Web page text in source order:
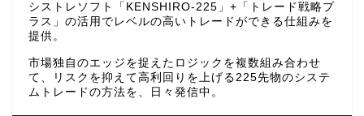
シストレソフト「KENSHIRO-225」+「トレード戦略プ
ラス」の活用でレベルの高いトレードができる仕組みを
提供。
市場独自のエッジを捉えたロジックを複数組み合わせ
て、リスクを抑えて高利回りを上げる225先物のシステ
ムトレードの方法を、日々発信中。